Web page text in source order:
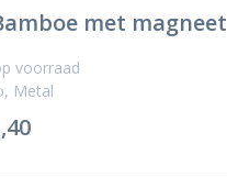
met magneet
voorraad
Metal